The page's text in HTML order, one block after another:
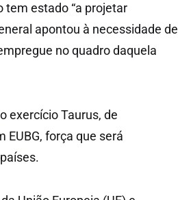
tem estado “a projetar
apontou à necessidade de
no quadro daquela
exercício Taurus, de
força que será